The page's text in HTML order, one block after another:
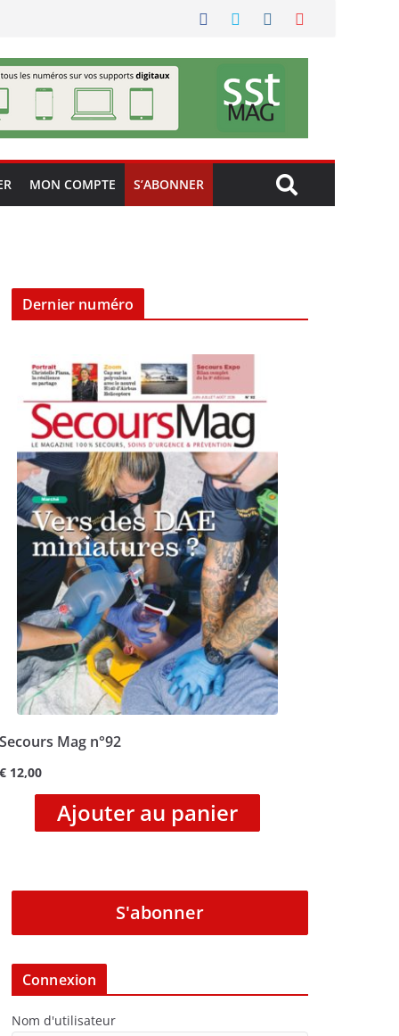
MON COMPTE S’ABONNER
Dernier numéro
Secours Mag n°92
€ 12,00
Ajouter au panier
S'abonner
Connexion
Nom d'utilisateur